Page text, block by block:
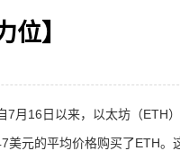
位】
月16日以来，以太坊（ETH
元的平均价格购买了ETH。